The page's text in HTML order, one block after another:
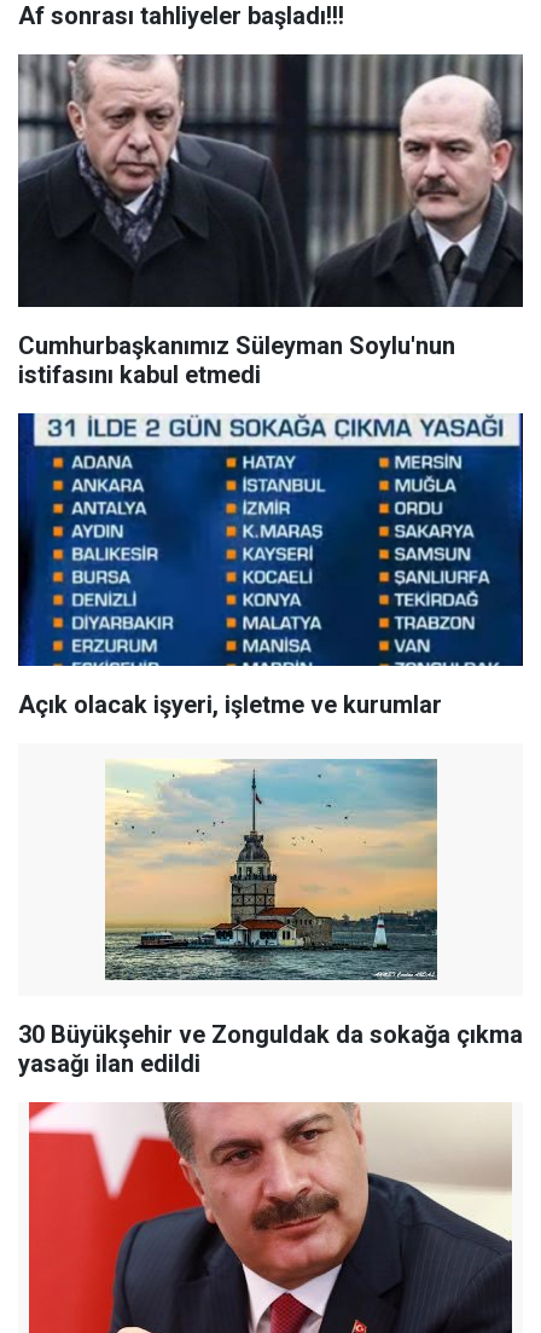
Af sonrası tahliyeler başladı!!!
Cumhurbaşkanımız Süleyman Soylu'nun
istifasını kabul etmedi
Açık olacak işyeri, işletme ve kurumlar
30 Büyükşehir ve Zonguldak da sokağa çıkma
yasağı ilan edildi